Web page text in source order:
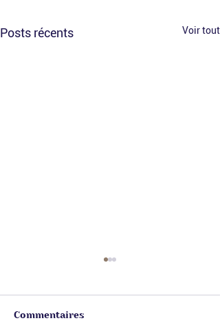
Posts récents Voir tout
Commentaires